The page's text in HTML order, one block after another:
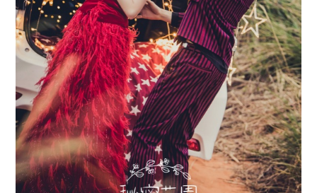
海外OVERSEA
撥打CONTACT
諮詢CONSULTATION
地址ADDRESS